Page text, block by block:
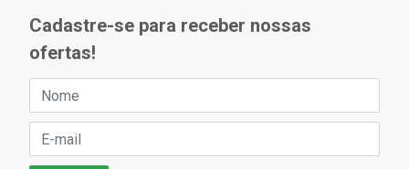
Cadastre-se para receber nossas
ofertas!